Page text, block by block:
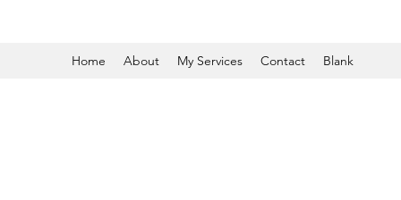
Home About My Services Contact Blank